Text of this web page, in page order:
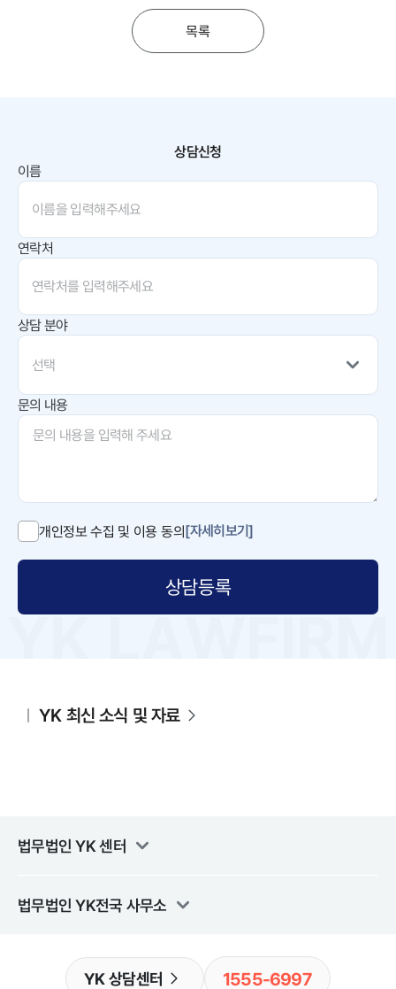
목록
상담신청
이름
연락처
상담 분야
선택
문의 내용
개인정보 수집 및 이용 동의[자세히보기]
상담등록
YK 최신 소식 및 자료
법무법인 YK센터
법무법인 YK전국 사무소
YK 상담센터 1555-6997